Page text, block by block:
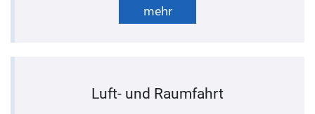
mehr
Luft- und Raumfahrt